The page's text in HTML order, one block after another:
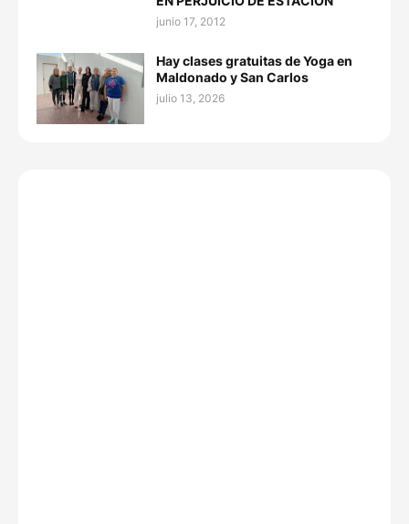
junio 17, 2012
Hay clases gratuitas de Yoga en
Maldonado y San Carlos
julio 13, 2026